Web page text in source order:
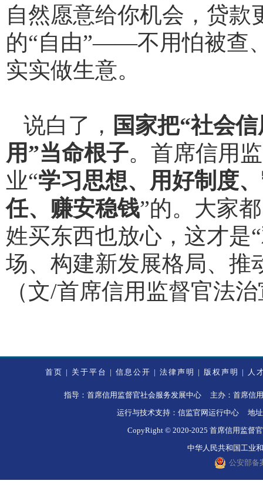
自然愿意给你机会，贷
的“自由”——不用怕被查
实实做生意。
说白了， 国家把“社会
用”当命根子。首席信用
业“学习思想、 用好制度、
任、 赚安稳钱”的。大家
姓买东西也放心，这才是
场、构建新发展格局、推
（文/首席信用监督官法
首页 | 关于平台 | 信息公开 | 法律声明 | 版权声明 | 人
指导：首席信用监督官社会服务发展中心 主办：首席信
运行与技术支持：信监官网运行中心 地
CopyRight © 2020-2025 首席信用监督
中华人民共和国工业
公安部备